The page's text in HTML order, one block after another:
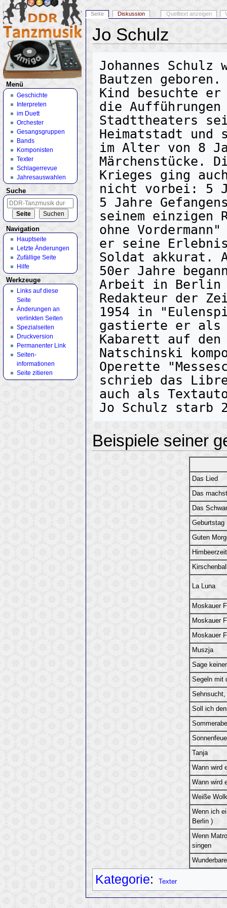
Jo Schulz
Johannes Schulz
Bautzen
Kind besuchte
die Aufführungen
Stadttheaters
Heimatstadt und
im Alter von 8
Märchenstücke.
Krieges ging
nicht vorbei: 5
5 Jahre
seinem einzigen
ohne
er seine
Soldat akkurat.
50er Jahre
Arbeit in Berlin
Redakteur der
1954 in
gastierte er als
Kabarett auf den
Natschinski
Operette
schrieb das
auch als
Beispiele seiner
Das Lied
Das
Das
Geburtstag
Guten
Himbeerzeit
La Luna
Moskauer
Moskauer
Moskauer
Muszja
Sage
Segeln mit
Sehnsucht,
Soll ich
Tanja
Wann wird
Wann wird
Weiße
Wenn ich
Berlin )
Wenn
singen
Kategorie: Texter
Seite Diskussion Quelltext anzeigen
Menü
Geschichte
Interpreten
im Duett
Orchester
Gesangsgruppen
Bands
Komponisten
Texter
Schlagerrevue
Jahresauswahlen
Suche
Navigation
Hauptseite
Letzte Änderungen
Zufällige Seite
Hilfe
Werkzeuge
Links auf diese
Seite
Änderungen an
verlinkten Seiten
Spezialseiten
Druckversion
Permanenter Link
Seiten­
informationen
Seite zitieren